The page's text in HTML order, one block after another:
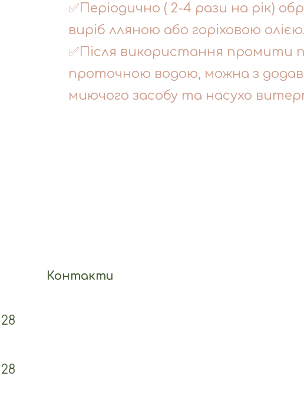
✅Періодично ( 2-4 рази на рік)
виріб лляною або горіховою
✅Після використання промити
проточною водою, можна з
миючого засобу та насухо
Контакти